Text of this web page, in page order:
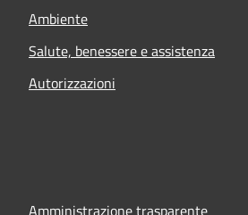
Ambiente
Salute, benessere e assistenza
Autorizzazioni
Amministrazione trasparente